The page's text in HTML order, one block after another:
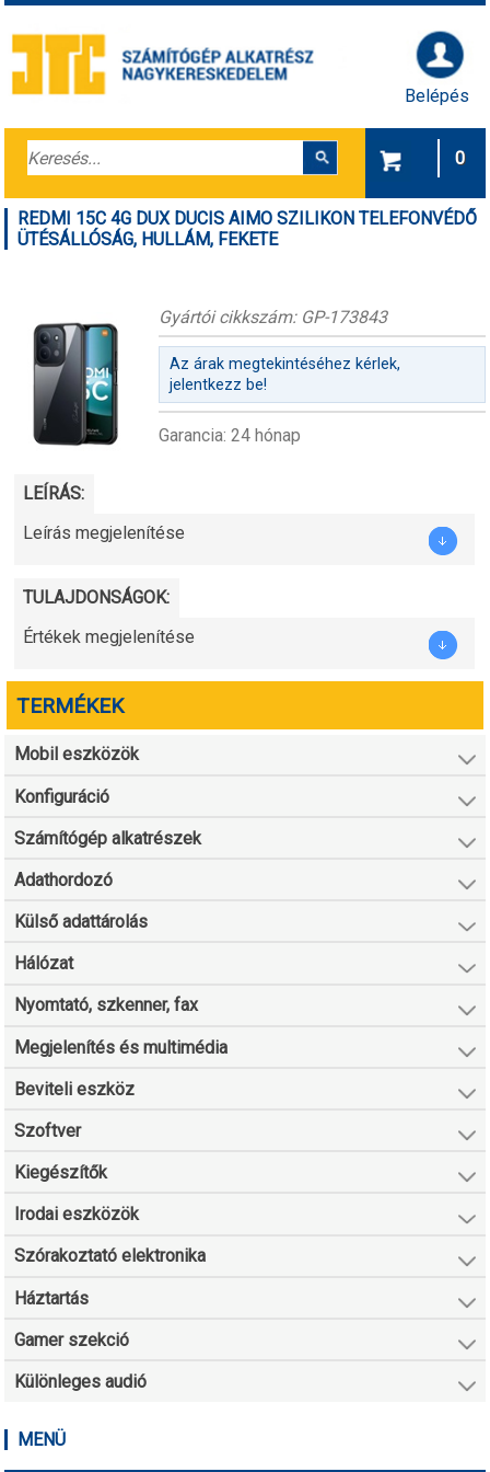
Belépés
0
REDMI 15C 4G DUX DUCIS AIMO SZILIKON TELEFONVÉDŐ
ÜTÉSÁLLÓSÁG, HULLÁM, FEKETE
Gyártói cikkszám: GP-173843
Az árak megtekintéséhez kérlek,
jelentkezz be!
Garancia: 24 hónap
LEÍRÁS:
Leírás megjelenítése
TULAJDONSÁGOK:
Értékek megjelenítése
TERMÉKEK
Mobil eszközök
Konfiguráció
Számítógép alkatrészek
Adathordozó
Külső adattárolás
Hálózat
Nyomtató, szkenner, fax
Megjelenítés és multimédia
Beviteli eszköz
Szoftver
Kiegészítők
Irodai eszközök
Szórakoztató elektronika
Háztartás
Gamer szekció
Különleges audió
MENÜ